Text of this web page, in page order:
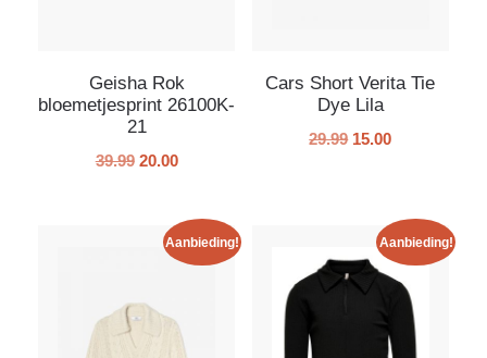
Geisha Rok
bloemetjesprint 26100K-
21
39.99 20.00
Cars Short Verita Tie
Dye Lila
29.99 15.00
Aanbieding! Aanbieding!